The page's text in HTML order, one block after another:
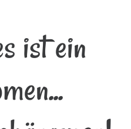
ist ein